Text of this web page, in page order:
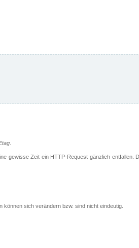
.
gewisse Zeit ein HTTP-Request gänzlich entfallen.
sich verändern bzw. sind nicht eindeutig.